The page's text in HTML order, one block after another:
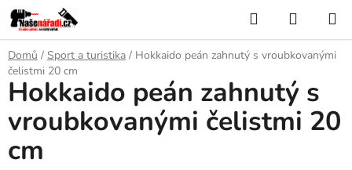
Přejít
na
obsah
Hledat
KOŠÍK
Domů / Sport a turistika / Hokkaido peán zahnutý s vroubkovanými
čelistmi 20 cm
Hokkaido peán zahnutý s
vroubkovanými čelistmi 20
cm